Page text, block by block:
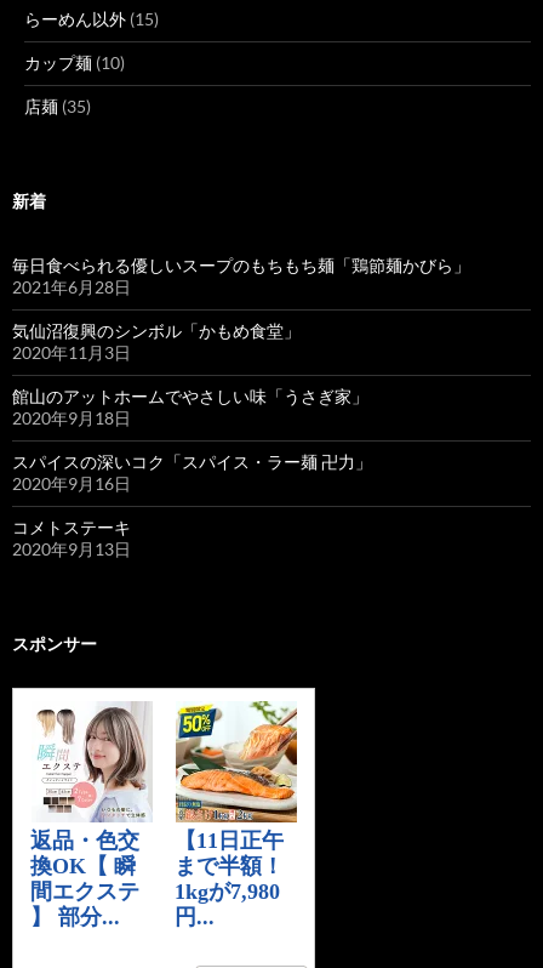
らーめん以外 (15)
カップ麺 (10)
店麺 (35)
新着
毎日食べられる優しいスープのもちもち麺「鶏節麺かびら」
2021年6月28日
気仙沼復興のシンボル「かもめ食堂」
2020年11月3日
館山のアットホームでやさしい味「うさぎ家」
2020年9月18日
スパイスの深いコク「スパイス・ラー麺 卍力」
2020年9月16日
コメトステーキ
2020年9月13日
スポンサー